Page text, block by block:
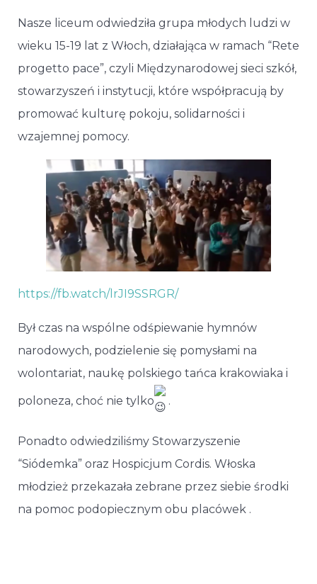
Nasze liceum odwiedziła grupa młodych ludzi w
wieku 15-19 lat z Włoch, działająca w ramach “Rete
progetto pace”, czyli Międzynarodowej sieci szkół,
stowarzyszeń i instytucji, które współpracują by
promować kulturę pokoju, solidarności i
wzajemnej pomocy.
https://fb.watch/lrJI9SSRGR/
Był czas na wspólne odśpiewanie hymnów
narodowych, podzielenie się pomysłami na
wolontariat, naukę polskiego tańca krakowiaka i
poloneza, choć nie tylko .
Ponadto odwiedziliśmy Stowarzyszenie
“Siódemka” oraz Hospicjum Cordis. Włoska
młodzież przekazała zebrane przez siebie środki
na pomoc podopiecznym obu placówek .